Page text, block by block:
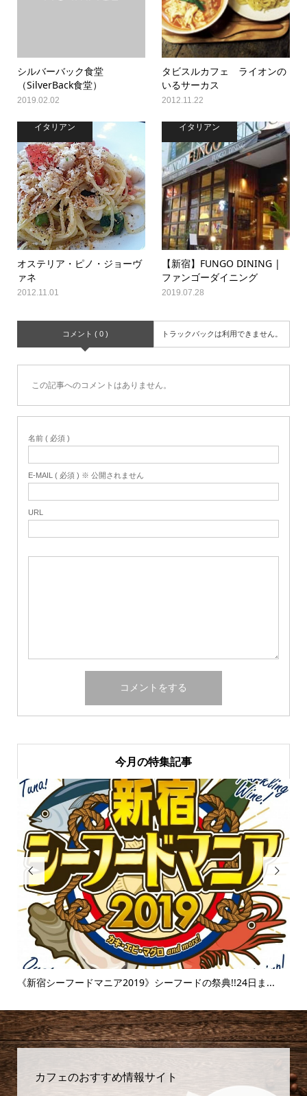
シルバーバック食堂
（SilverBack食堂）
2019.02.02
タビスルカフェ ライオンの
いるサーカス
2012.11.22
イタリアン
オステリア・ピノ・ジョーヴ
ァネ
2012.11.01
イタリアン
【新宿】FUNGO DINING |
ファンゴーダイニング
2019.07.28
コメント ( 0 ) トラックバックは利用できません。
この記事へのコメントはありません。
名前 ( 必須 )
E-MAIL ( 必須 ) ※ 公開されません
URL
今月の特集記事

《富士そば》衝撃のタピオカ漬け丼!!販売延長を繰り返すその
